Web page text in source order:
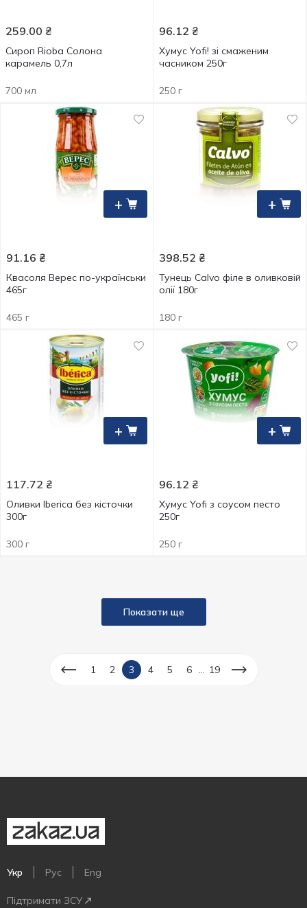
259.00 ₴
Сироп Rioba Солона
карамель 0,7л
700 мл
96.12 ₴
Хумус Yofi! зі смаженим
часником 250г
250 г
+
91.16 ₴
Квасоля Верес по-українськи
465г
465 г
+
398.52 ₴
Тунець Calvo філе в оливковій
олії 180г
180 г
+
117.72 ₴
Оливки Iberica без кісточки
300г
300 г
+
96.12 ₴
Хумус Yofi з соусом песто
250г
250 г
Показати ще
1 2 3 4 5 6 19
Укр Рус Eng
Підтримати ЗСУ